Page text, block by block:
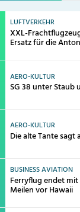
LUFTVERKEHR
XXL-
Ersatz für die
AERO-KULTUR
SG 38 unter Staub
AERO-KULTUR
Die alte Tante sagt
BUSINESS AVIATION
Ferryflug endet
Meilen vor Hawaii